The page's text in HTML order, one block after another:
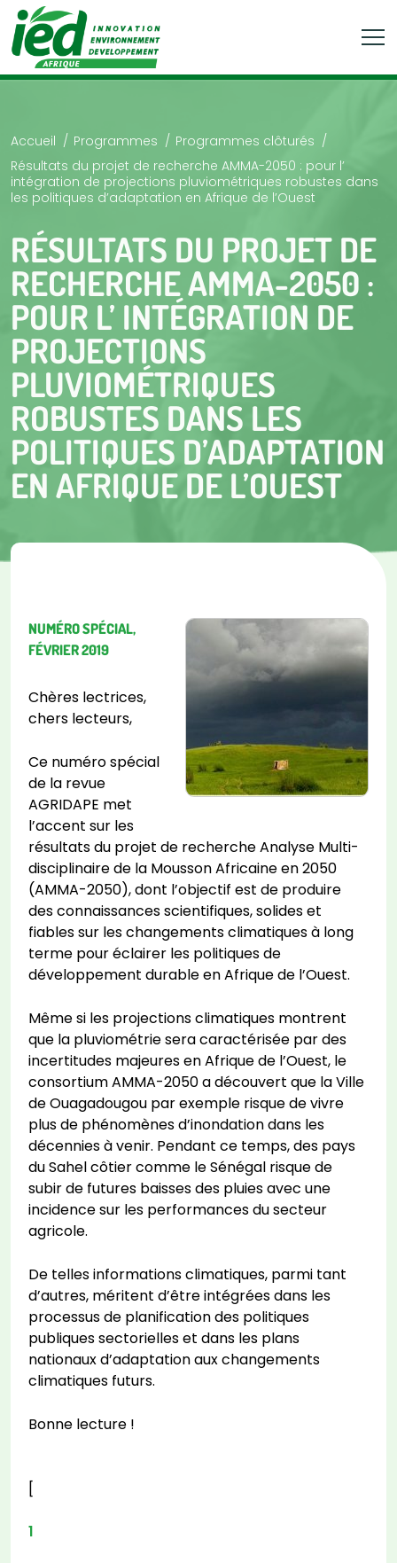
Accueil Programmes
Programmes clôturés
Résultats du projet de recherche AMMA-2050 : pour l’
intégration de projections pluviométriques robustes dans
les politiques d’adaptation en Afrique de l’Ouest
RÉSULTATS DU PROJET DE
RECHERCHE AMMA-2050 :
POUR L’ INTÉGRATION DE
PROJECTIONS
PLUVIOMÉTRIQUES
ROBUSTES DANS LES
POLITIQUES D’ADAPTATION
EN AFRIQUE DE L’OUEST
NUMÉRO SPÉCIAL,
FÉVRIER 2019
Chères lectrices,
chers lecteurs,
Ce numéro spécial
de la revue
AGRIDAPE met
l’accent sur les
résultats du projet de recherche Analyse Multi-
disciplinaire de la Mousson Africaine en 2050
(AMMA-2050), dont l’objectif est de produire
des connaissances scientifiques, solides et
fiables sur les changements climatiques à long
terme pour éclairer les politiques de
développement durable en Afrique de l’Ouest.
Même si les projections climatiques montrent
que la pluviométrie sera caractérisée par des
incertitudes majeures en Afrique de l’Ouest, le
consortium AMMA-2050 a découvert que la Ville
de Ouagadougou par exemple risque de vivre
plus de phénomènes d’inondation dans les
décennies à venir. Pendant ce temps, des pays
du Sahel côtier comme le Sénégal risque de
subir de futures baisses des pluies avec une
incidence sur les performances du secteur
agricole.
De telles informations climatiques, parmi tant
d’autres, méritent d’être intégrées dans les
processus de planification des politiques
publiques sectorielles et dans les plans
nationaux d’adaptation aux changements
climatiques futurs.
Bonne lecture !
[
1